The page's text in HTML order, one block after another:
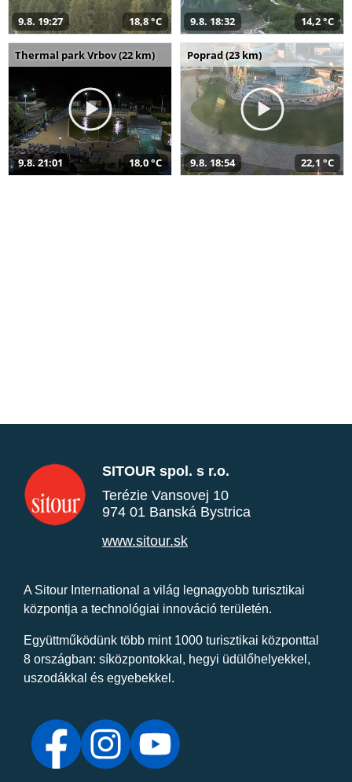
9.8. 19:27 18,8 °C 9.8. 18:32 14,2 °C
Thermal park Vrbov (22 km)
9.8. 21:01 18,0 °C
Poprad (23 km)
9.8. 18:54 22,1 °C
SITOUR spol. s r.o.
Terézie Vansovej 10
974 01 Banská Bystrica
www.sitour.sk
A Sitour International a világ legnagyobb turisztikai
központja a technológiai innováció területén.
Együttműködünk több mint 1000 turisztikai központtal
8 országban: síközpontokkal, hegyi üdülőhelyekkel,
uszodákkal és egyebekkel.